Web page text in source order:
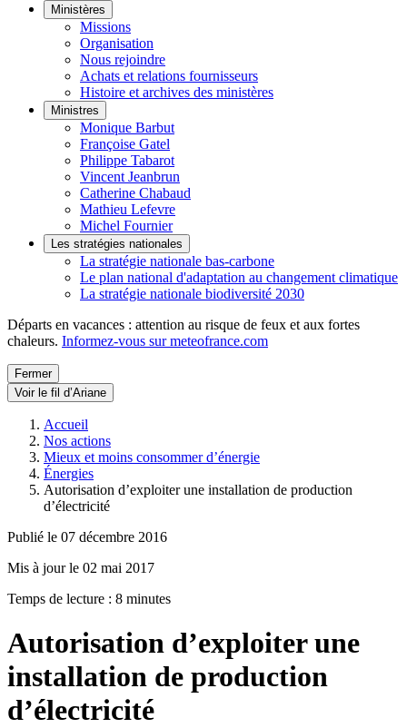
Ministères
Missions
Organisation
Nous rejoindre
Achats et relations fournisseurs
Histoire et archives des ministères
Ministres
Monique Barbut
Françoise Gatel
Philippe Tabarot
Vincent Jeanbrun
Catherine Chabaud
Mathieu Lefevre
Michel Fournier
Les stratégies nationales
La stratégie nationale bas-carbone
Le plan national d'adaptation au changement climatique
La stratégie nationale biodiversité 2030
Départs en vacances : attention au risque de feux et aux fortes
chaleurs. Informez-vous sur meteofrance.com
Fermer
Voir le fil d’Ariane
Accueil
Nos actions
Mieux et moins consommer d’énergie
Énergies
Autorisation d’exploiter une installation de production
d’électricité
Publié le 07 décembre 2016
Mis à jour le 02 mai 2017
Temps de lecture : 8 minutes
Autorisation d’exploiter une
installation de production
d’électricité